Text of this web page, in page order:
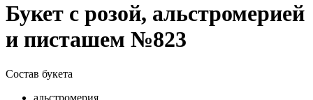
Букет с розой, альстромерией
и писташем №823
Состав букета
альстромерия